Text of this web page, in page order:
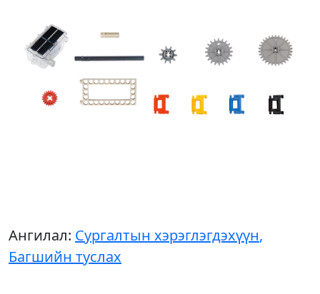
Ангилал: Сургалтын хэрэглэгдэхүүн,
Багшийн туслах